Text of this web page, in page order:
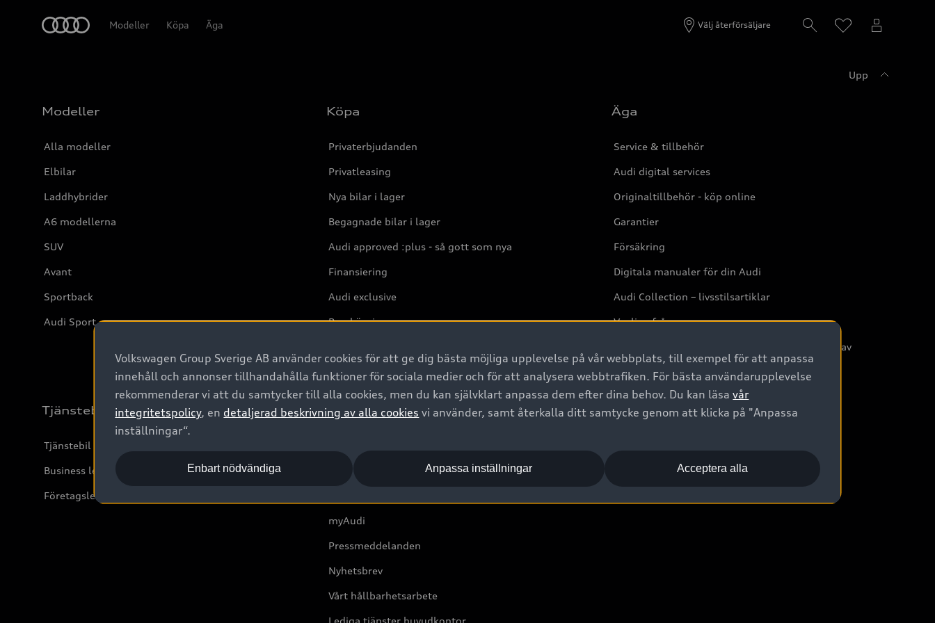
Modeller Köpa Äga Välj återförsäljare
Upp
Modeller
Alla modeller
Elbilar
Laddhybrider
A6 modellerna
SUV
Avant
Sportback
Audi Sport
Köpa
Privaterbjudanden
Privatleasing
Nya bilar i lager
Begagnade bilar i lager
Audi approved :plus - så gott som nya
Finansiering
Audi exclusive
Provkörning
Äga
Service & tillbehör
Audi digital services
Originaltillbehör - köp online
Garantier
Försäkring
Digitala manualer för din Audi
Audi Collection – livsstilsartiklar
Vanliga frågor
2G/3G nätet stängs ned - Hur påverkas min bil av
detta?
Tjänstebil
Tjänstebil
Business lease online
Företagsleasing
Om Audi Sverige
Boka Service online
myAudi
Pressmeddelanden
Nyhetsbrev
Vårt hållbarhetsarbete
Lediga tjänster huvudkontor
Volkswagen Group Sverige AB använder cookies för att ge dig bästa möjliga upplevelse på vår webbplats, till exempel för att anpassa
innehåll och annonser tillhandahålla funktioner för sociala medier och för att analysera webbtrafiken. För bästa användarupplevelse
rekommenderar vi att du samtycker till alla cookies, men du kan självklart anpassa dem efter dina behov. Du kan läsavår
integritetspolicy, en detaljerad beskrivning av alla cookies vi använder, samt återkalla ditt samtycke genom att klicka på "Anpassa
inställningar“.
Acceptera alla
Enbart nödvändiga Anpassa inställningar